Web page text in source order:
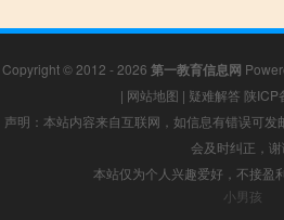
Copyright © 2012 - 2026 第一教育信息网
| 网站地图 | 疑难解答 陕ICP
声明：本站内容来自互联网，如信息有错误可
会及时纠正，谢
本站仅为个人兴趣爱好，不接盈
小男孩